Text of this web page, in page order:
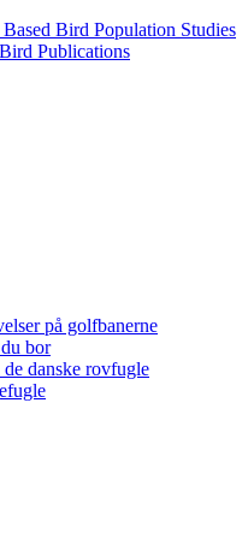
Bird Population Studies
Publications
på golfbanerne
bor
danske rovfugle